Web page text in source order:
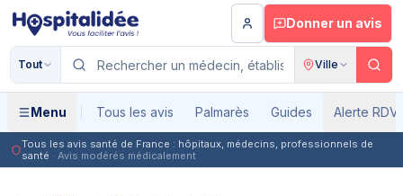
Aller au contenu principal
Donner un avis
Tout Ville
Menu Tous les avis Palmarès Guides Alerte RDV
Tous les avis santé de France : hôpitaux, médecins, professionnels de
santé · Avis modérés médicalement